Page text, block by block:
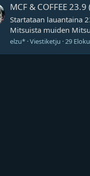
MCF & COFFEE
Startataan lauantaina
Mitsuista muiden
elzu* Viestiketju 29